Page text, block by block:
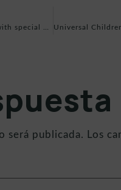
será publicada.
Los